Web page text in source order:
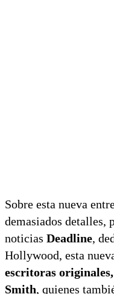
Sobre esta nueva
demasiados detalles,
noticias Deadline,
Hollywood, esta
escritoras
Smith, quienes